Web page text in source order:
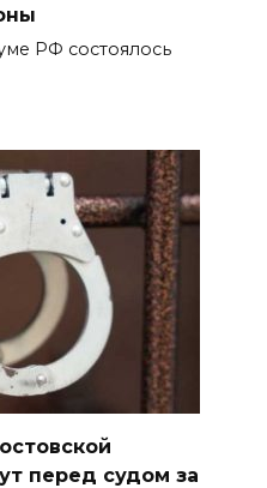
РФ состоялось
перед судом за